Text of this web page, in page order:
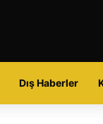
Dış Haberler